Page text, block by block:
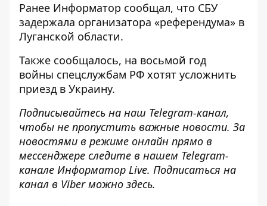
Ранее Информатор сообщал, что СБУ
задержала организатора «референдума» в
Луганской области.
Также сообщалось, на восьмой год
войны спецслужбам РФ хотят усложнить
приезд в Украину.
Подписывайтесь на наш Telegram-канал,
чтобы не пропустить важные новости. За
новостями в режиме онлайн прямо в
мессенджере следите в нашем Telegram-
канале Информатор Live. Подписаться на
канал в Viber можно здесь.